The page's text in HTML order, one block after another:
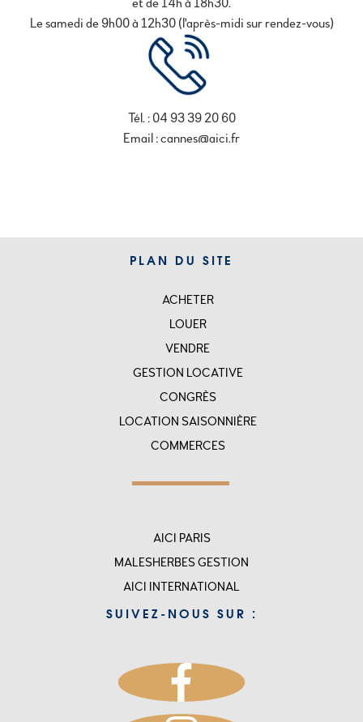
Le samedi de 9h00 à 12h30 (l'après-midi sur rendez-vous)
Tél. : 04 93 39 20 60
Email : cannes@aici.fr
PLAN DU SITE
ACHETER
LOUER
VENDRE
GESTION LOCATIVE
CONGRÈS
LOCATION SAISONNIÈRE
COMMERCES
AICI PARIS
MALESHERBES GESTION
AICI INTERNATIONAL
SUIVEZ-NOUS SUR :